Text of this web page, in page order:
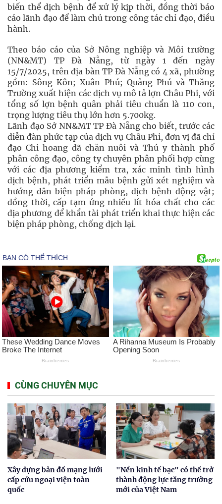
biến thể dịch bệnh để xử lý kịp thời, đồng thời báo
cáo lãnh đạo để làm chủ trong công tác chỉ đạo, điều
hành.
Theo báo cáo của Sở Nông nghiệp và Môi trường
(NN&MT) TP Đà Nẵng, từ ngày 1 đến ngày
15/7/2025, trên địa bàn TP Đà Nẵng có 4 xã, phường
gồm: Sông Kôn; Xuân Phú; Quảng Phú và Thăng
Trường xuất hiện các dịch vụ mô tả lợn Châu Phi, với
tổng số lợn bệnh quân phải tiêu chuẩn là 110 con,
trọng lượng tiêu thụ lớn hơn 5.700kg.
Lãnh đạo Sở NN&MT TP Đà Nẵng cho biết, trước các
diễn đàn phức tạp của dịch vụ Châu Phi, đơn vị đã chỉ
đạo Chi hoang dã chăn nuôi và Thú y thành phố
phân công đạo, công ty chuyên phân phối hợp cùng
với các địa phương kiểm tra, xác minh tình hình
dịch bệnh, phát triển mẫu bệnh gửi xét nghiệm và
hướng dẫn biện pháp phòng, dịch bệnh động vật;
đồng thời, cấp tạm ứng nhiều lít hóa chất cho các
địa phương để khẩn tài phát triển khai thực hiện các
biện pháp phòng, chống dịch lại.
CÙNG CHUYÊN MỤC
Xây dựng bản đồ mạng lưới
cấp cứu ngoại viện toàn
quốc
"Nền kinh tế bạc" có thể trở
thành động lực tăng trưởng
mới của Việt Nam